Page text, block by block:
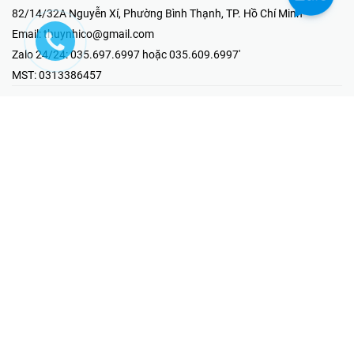
82/14/32A Nguyễn Xí, Phường Bình Thạnh, TP. Hồ Chí Minh
Email: thuynhico@gmail.com
Zalo 24/24:035.697.6997 hoặc 035.609.6997'
MST:0313386457